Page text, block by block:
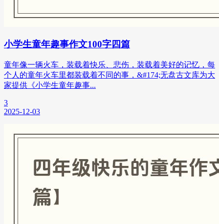
小学生童年趣事作文100字四篇
童年像一辆火车，装载着快乐、悲伤，装载着美好的记忆，每
个人的童年火车里都装载着不同的事，&#174;无盘古文库为大
家提供《小学生童年趣事...
3
2025-12-03